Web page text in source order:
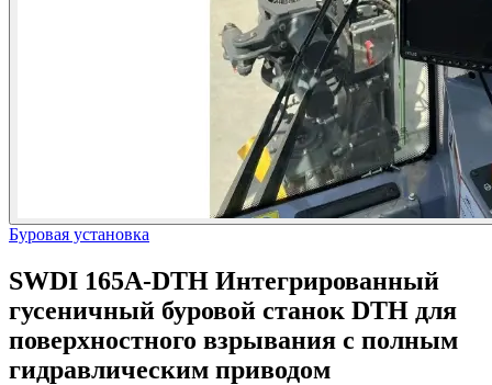
Буровая установка
SWDI 165A-DTH Интегрированный
гусеничный буровой станок DTH для
поверхностного взрывания с полным
гидравлическим приводом